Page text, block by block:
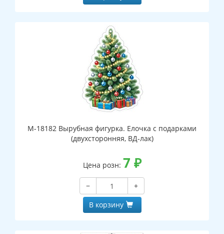
М-18182 Вырубная фигурка. Елочка с подарками
(двухсторонняя, ВД-лак)
Цена розн: 7 ₽
−
+
В корзину